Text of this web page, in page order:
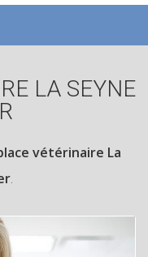
LA SEYNE
vétérinaire La
.